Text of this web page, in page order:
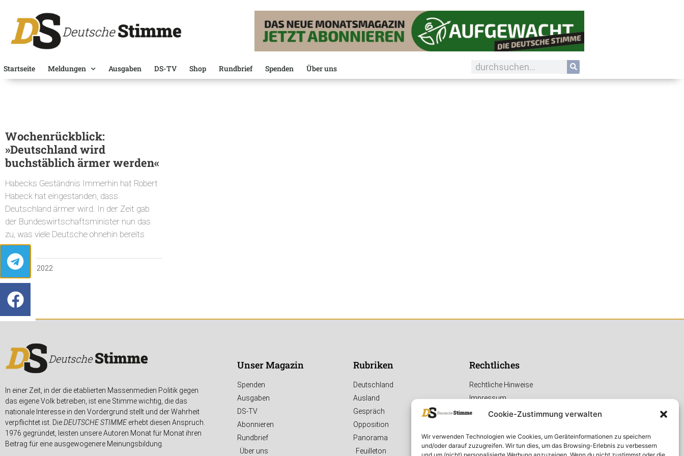
Cookie-Zustimmung verwalten
Wir verwenden Technologien wie Cookies, um Geräteinformationen zu speichern
und/oder darauf zuzugreifen. Wir tun dies, um das Browsing-Erlebnis zu verbessern
Startseite Meldungen Ausgaben DS-TV Shop Rundbrief Spenden Über uns
Wochenrückblick:
»Deutschland wird
buchstäblich ärmer werden«
Habecks Geständnis Immerhin hat Robert
Habeck hat eingestanden, dass
Deutschland ärmer wird. In der Zeit gab
der Bundeswirtschaftsminister nun das
zu, was viele Deutsche ohnehin bereits
30. APRIL 2022
In einer Zeit, in der die etablierten Massenmedien Politik gegen
das eigene Volk betreiben, ist eine Stimme wichtig, die das
nationale Interesse in den Vordergrund stellt und der Wahrheit
verpflichtet ist. DieDEUTSCHE STIMMEerhebt diesen Anspruch.
1976 gegründet, leisten unsere Autoren Monat für Monat ihren
Beitrag für eine ausgewogenere Meinungsbildung.
Unser Magazin
Spenden
Ausgaben
DS-TV
Abonnieren
Rundbrief
Über uns
Rubriken
Deutschland
Ausland
Gespräch
Opposition
Panorama
Feuilleton
Rechtliches
Rechtliche Hinweise
Impressum
Datenschutzerklärung